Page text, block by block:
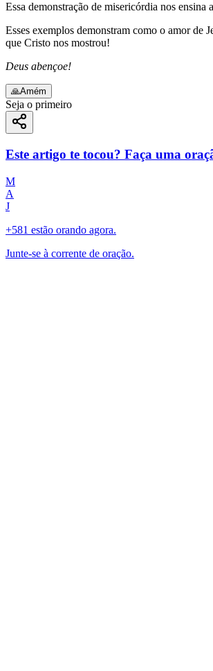
Essa demonstração de misericórdia nos
Esses exemplos demonstram como o amor de
que Cristo nos mostrou!
Deus abençoe!
🙏Amém
Seja o primeiro
Este artigo te tocou? Faça uma
M
A
J
+581 estão orando agora.
Junte-se à corrente de oração.